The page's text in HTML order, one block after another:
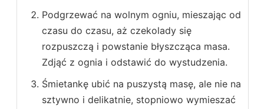
Podgrzewać na wolnym ogniu, mieszając od
czasu do czasu, aż czekolady się
rozpuszczą i powstanie błyszcząca masa.
Zdjąć z ognia i odstawić do wystudzenia.
Śmietankę ubić na puszystą masę, ale nie na
sztywno i delikatnie, stopniowo wymieszać